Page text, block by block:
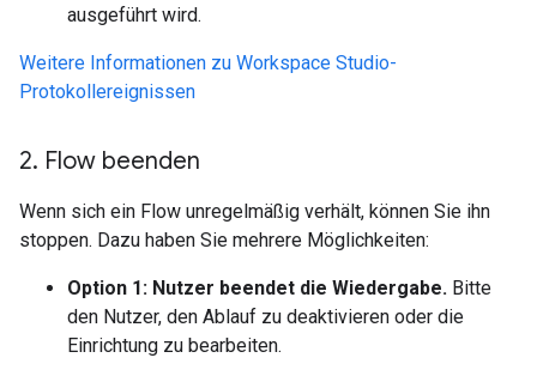
ausgeführt wird.
Weitere Informationen zu Workspace Studio-
Protokollereignissen
2. Flow beenden
Wenn sich ein Flow unregelmäßig verhält, können Sie ihn
stoppen. Dazu haben Sie mehrere Möglichkeiten:
Option 1: Nutzer beendet die Wiedergabe. Bitte
den Nutzer, den Ablauf zu deaktivieren oder die
Einrichtung zu bearbeiten.